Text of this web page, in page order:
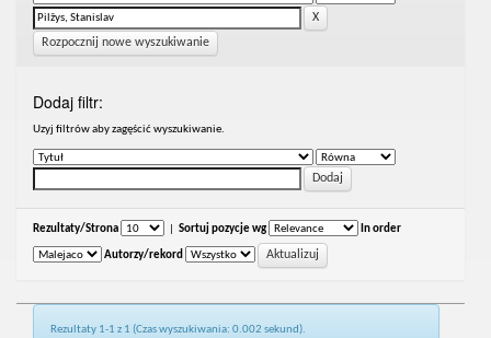
Rozpocznij nowe wyszukiwanie
Dodaj filtr:
Uzyj filtrów aby zagęścić wyszukiwanie.
Rezultaty/Strona Sortuj pozycje wg In order
Autorzy/rekord
Rezultaty 1-1 z 1 (Czas wyszukiwania: 0.002 sekund).